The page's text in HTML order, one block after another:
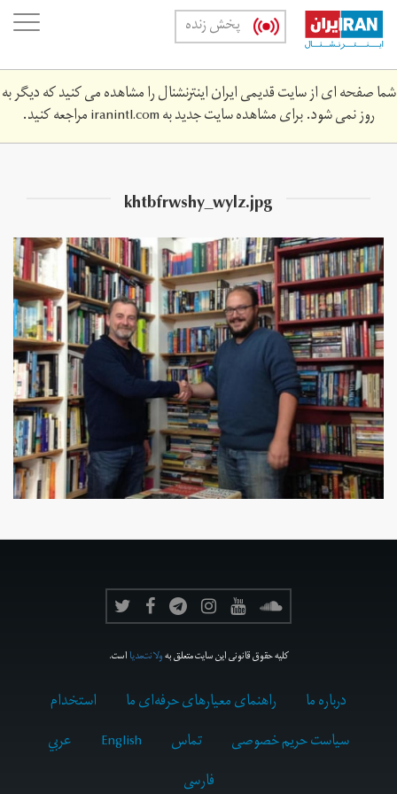
Skip
main
content
پخش زنده
شما صفحه ای از سایت قدیمی ایران اینترنشنال را مشاهده می کنید که دیگر به
روز نمی شود. برای مشاهده سایت جدید بهiranintl.comمراجعه کنید.
khtbfrwshy_wylz.jpg
کلیه حقوق قانونی این سایت متعلق بهولانت‌مدیااست.
درباره ما راهنمای معیارهای حرفه‌ای ما
استخدام
سیاست حریم خصوصی
تماس English
عربي
فارسى